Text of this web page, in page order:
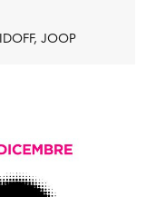
JOOP